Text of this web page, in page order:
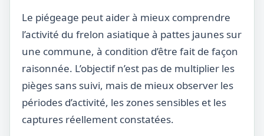
Le piégeage peut aider à mieux comprendre
l’activité du frelon asiatique à pattes jaunes sur
une commune, à condition d’être fait de façon
raisonnée. L’objectif n’est pas de multiplier les
pièges sans suivi, mais de mieux observer les
périodes d’activité, les zones sensibles et les
captures réellement constatées.